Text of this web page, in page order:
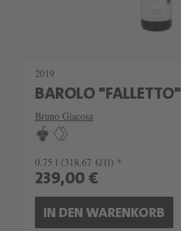
2019
BAROLO "FALLETTO"
Bruno Giacosa
0.75 l (318,67 €/1l) *
239,00 €
IN DEN WARENKORB